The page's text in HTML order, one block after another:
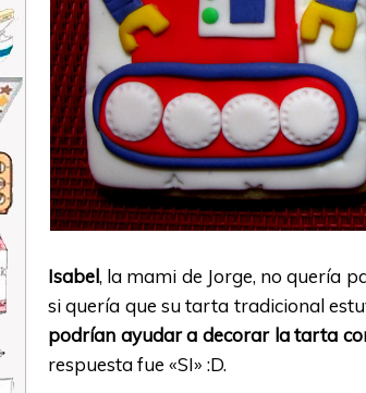
Isabel, la mami de Jorge, no quería
si quería que su tarta tradicional
podrían ayudar a decorar la tarta
respuesta fue «SI» :D.